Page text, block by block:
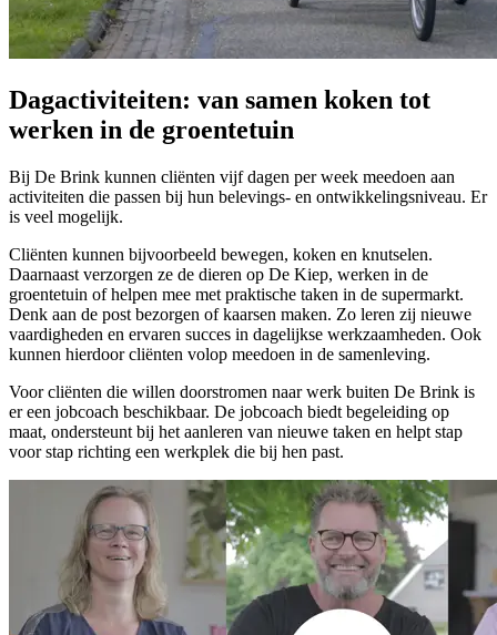
Dagactiviteiten: van samen koken tot
werken in de groentetuin
Bij De Brink kunnen cliënten vijf dagen per week meedoen aan
activiteiten die passen bij hun belevings- en ontwikkelingsniveau. Er
is veel mogelijk.
Cliënten kunnen bijvoorbeeld bewegen, koken en knutselen.
Daarnaast verzorgen ze de dieren op De Kiep, werken in de
groentetuin of helpen mee met praktische taken in de supermarkt.
Denk aan de post bezorgen of kaarsen maken. Zo leren zij nieuwe
vaardigheden en ervaren succes in dagelijkse werkzaamheden. Ook
kunnen hierdoor cliënten volop meedoen in de samenleving.
Voor cliënten die willen doorstromen naar werk buiten De Brink is
er een jobcoach beschikbaar. De jobcoach biedt begeleiding op
maat, ondersteunt bij het aanleren van nieuwe taken en helpt stap
voor stap richting een werkplek die bij hen past.